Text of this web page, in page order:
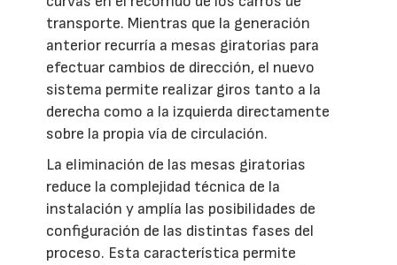
transporte. Mientras que la generación
anterior recurría a mesas giratorias para
efectuar cambios de dirección, el nuevo
sistema permite realizar giros tanto a la
derecha como a la izquierda directamente
sobre la propia vía de circulación.
La eliminación de las mesas giratorias
reduce la complejidad técnica de la
instalación y amplía las posibilidades de
configuración de las distintas fases del
proceso. Esta característica permite